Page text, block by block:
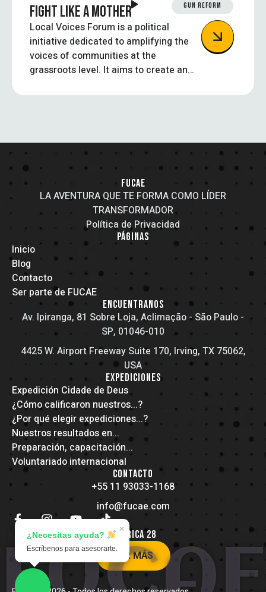
GUN REFORM
FIGHT LIKE A MOTHER
Local Voices Forum is a political
initiative dedicated to amplifying the
voices of communities at the
grassroots level. It aims to create an
residents, civic leaders, and
and work collaboratively toward
sustainable and people-centered
development.
FUCAE
LA AVENTURA QUE TE FORMA COMO LÍDER
TRANSFORMADOR
Política de Privacidad
PÁGINAS
Inicio
Blog
Contacto
Ser parte de FUCAE
ENCUENTRANOS
Av. Ipiranga, 81 Sobre Loja, Aclimação - São Paulo -
SP, 01046-010
4425 W. Airport Freeway Suite 170, Irving, TX 75062,
USA
EXPEDICIONES
Expedición Cidade de Deus
¿Cómo calificaron nuestros...?
¿Por qué elegir expediciones...?
Nuestros resultados en...
Preparación, capacitación...
Voluntariado internacional
CONTACTO
+55 11 93033-1168
info@fucae.com
AMÉRICA 28
VER MÁS
✕
¿Necesitas ayuda?
Escríbenos para asesorarte.